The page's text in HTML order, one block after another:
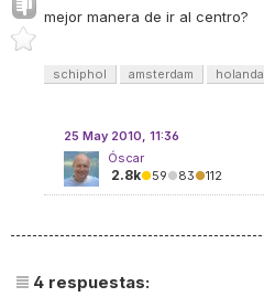
mejor manera de ir al centro?
schiphol amsterdam holanda
25 May 2010, 11:36
Óscar
2.8k●59●83●112
4 respuestas: